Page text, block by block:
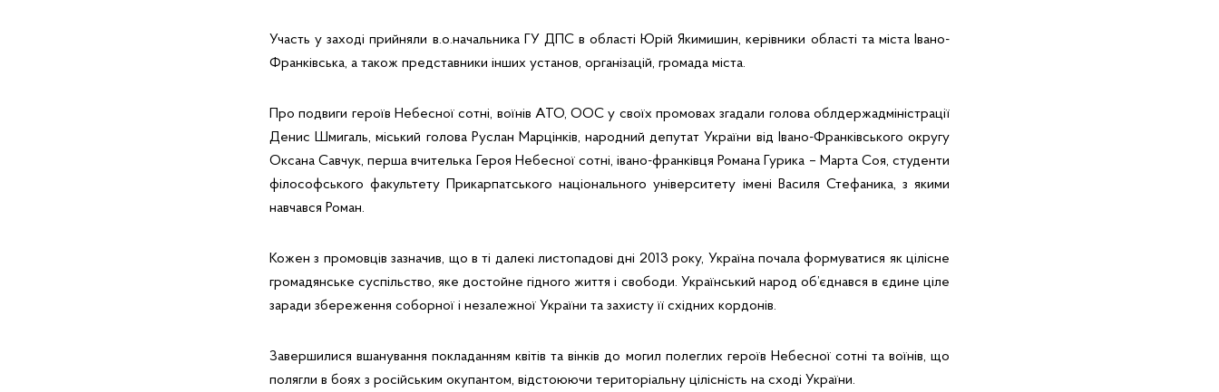
Участь у заході прийняли в.о.начальника ГУ ДПС в області Юрій Якимишин, керівники області та міста Івано-
Франківська, а також представники інших установ, організацій, громада міста.
Про подвиги героїв Небесної сотні, воїнів АТО, ООС у своїх промовах згадали голова облдержадміністрації
Денис Шмигаль, міський голова Руслан Марцінків, народний депутат України від Івано-Франківського округу
Оксана Савчук, перша вчителька Героя Небесної сотні, івано-франківця Романа Гурика – Марта Соя, студенти
філософського факультету Прикарпатського національного університету імені Василя Стефаника, з якими
навчався Роман.
Кожен з промовців зазначив, що в ті далекі листопадові дні 2013 року, Україна почала формуватися як цілісне
громадянське суспільство, яке достойне гідного життя і свободи. Український народ об’єднався в єдине ціле
заради збереження соборної і незалежної України та захисту її східних кордонів.
Завершилися вшанування покладанням квітів та вінків до могил полеглих героїв Небесної сотні та воїнів, що
полягли в боях з російським окупантом, відстоюючи територіальну цілісність на сході України.